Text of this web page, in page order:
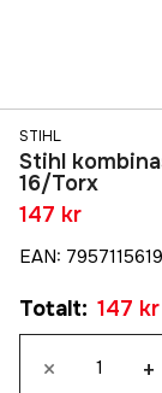
STIHL
Stihl
16/Torx
147 kr
EAN:
Totalt: 147 kr
× +